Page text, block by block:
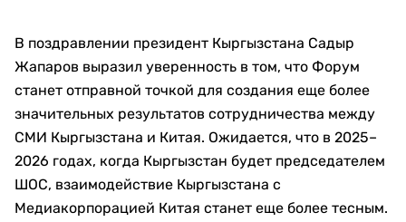
В поздравлении президент Кыргызстана Садыр
Жапаров выразил уверенность в том, что Форум
станет отправной точкой для создания еще более
значительных результатов сотрудничества между
СМИ Кыргызстана и Китая. Ожидается, что в 2025–
2026 годах, когда Кыргызстан будет председателем
ШОС, взаимодействие Кыргызстана с
Медиакорпорацией Китая станет еще более тесным.